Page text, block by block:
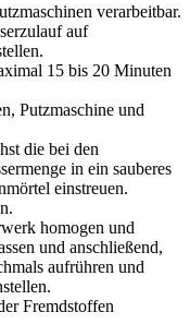
verarbeitbar.
auf
15 bis 20 Minuten
Putzmaschine und
die bei den
in ein sauberes
einstreuen.
homogen und
und anschließend,
aufrühren und
Fremdstoffen